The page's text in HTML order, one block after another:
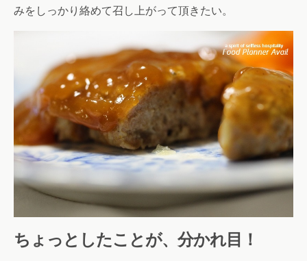
みをしっかり絡めて召し上がって頂きたい。
ちょっとしたことが、分かれ目！